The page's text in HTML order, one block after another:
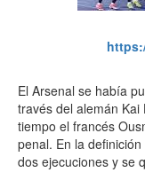
El Arsenal se había
través del alemán
tiempo el francés
penal. En la
dos ejecuciones y se